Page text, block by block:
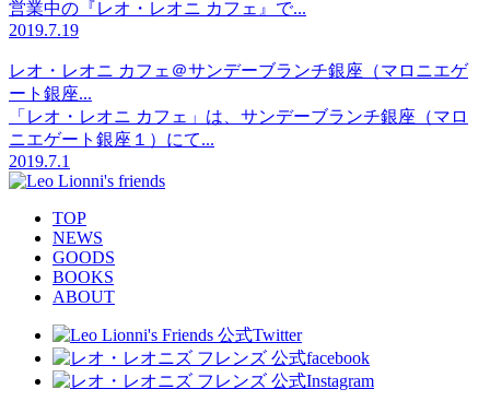
営業中の『レオ・レオニ カフェ』で...
2019.7.19
レオ・レオニ カフェ＠サンデーブランチ銀座（マロニエゲ
ート銀座...
「レオ・レオニ カフェ」は、サンデーブランチ銀座（マロ
ニエゲート銀座１）にて...
2019.7.1
TOP
NEWS
GOODS
BOOKS
ABOUT